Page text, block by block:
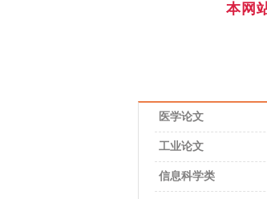
本网
医学论文
工业论文
信息科学类